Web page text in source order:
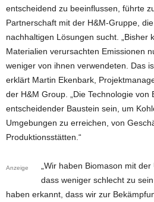
entscheidend zu beeinflussen, führte
Partnerschaft mit der H&M-Gruppe,
nachhaltigen Lösungen sucht. „Bisher
Materialien verursachten Emissionen
weniger von ihnen verwendeten. Das
erklärt Martin Ekenbark,
der H&M Group. „Die Technologie von
entscheidender Baustein sein, um
Umgebungen zu erreichen, von
Produktionsstätten.“
Anzeige
„Wir haben Biomason mit
dass weniger schlecht zu
haben erkannt, dass wir zur